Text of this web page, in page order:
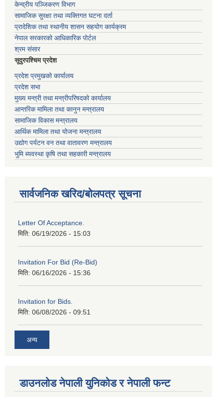
केन्द्रीय पञ्जिकरण विभाग
सामाजिक सुरक्षा तथा व्यक्तिगत घटना दर्ता
प्रादेशिक तथा स्थानीय शासन सहयोग कार्यक्रम
नेपाल सरकारको आधिकारिक पोर्टल
श्रम संसार
सूदुरपश्चिम प्रदेश
प्रदेश प्रमुखको कार्यालय
प्रदेश सभा
मुख्य मन्त्री तथा मन्त्रीपरिषदको कार्यालय
आन्तरिक मामिला तथा कानुन मन्त्रालय
सामाजिक विकास मन्त्रालय
आर्थिक मामिला तथा योजना मन्त्रालय
उद्योग पर्यटन वन तथा वातावरण मन्त्रालय
भुमि ब्यवस्था कृषि तथा सहकारी मन्त्रालय
सार्वजनिक खरिद/बोलपत्र सूचना
Letter Of Acceptance.
मिति: 06/19/2026 - 15:03
Invitation For Bid (Re-Bid)
मिति: 06/16/2026 - 15:36
Invitation for Bids.
मिति: 06/08/2026 - 09:51
अन्य
डाउनलोड नेपाली युनिकोड र नेपाली फन्ट